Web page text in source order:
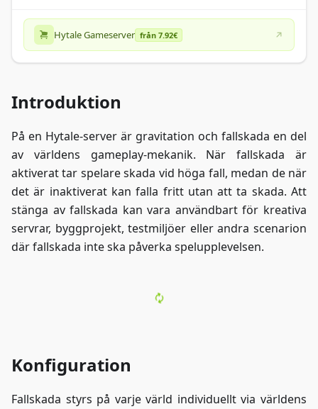
Hytale Gameserver från 7.92€
Introduktion
På en Hytale-server är gravitation och fallskada en del
av världens gameplay-mekanik. När fallskada är
aktiverat tar spelare skada vid höga fall, medan de när
det är inaktiverat kan falla fritt utan att ta skada. Att
stänga av fallskada kan vara användbart för kreativa
servrar, byggprojekt, testmiljöer eller andra scenarion
där fallskada inte ska påverka spelupplevelsen.
Konfiguration
Fallskada styrs på varje värld individuellt via världens